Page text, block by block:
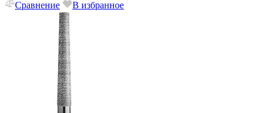
Сравнение
В избранное